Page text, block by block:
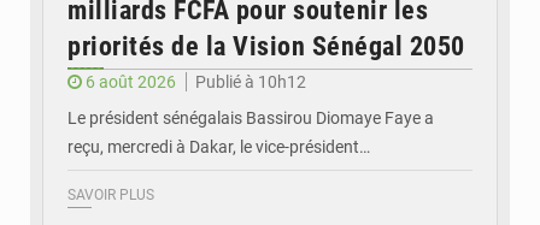
milliards FCFA pour soutenir les
priorités de la Vision Sénégal 2050
6 août 2026
Publié à 10h12
Le président sénégalais Bassirou Diomaye Faye a
reçu, mercredi à Dakar, le vice-président…
SAVOIR PLUS